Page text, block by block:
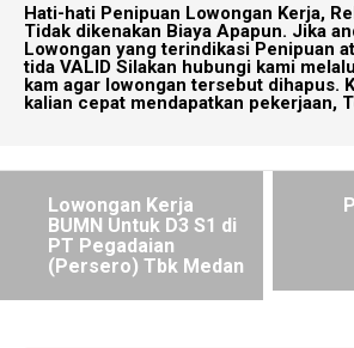
Hati-hati Penipuan Lowongan Kerja,
Tidak dikenakan Biaya Apapun. Jika
Lowongan yang terindikasi Penipuan
tida VALID Silakan hubungi kami
kam agar lowongan tersebut dihapus.
kalian cepat mendapatkan pekerjaan,
Lowongan Kerja
BUMN Untuk D3 S1 di
PT Pegadaian
(Persero) Tbk Medan